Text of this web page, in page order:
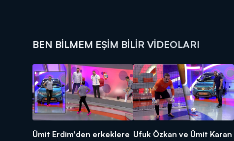
BEN BILMEM EŞIM BILIR VIDEOLARI
Ümit Erdim'den erkeklere Ufuk Özkan ve Ümit Karan